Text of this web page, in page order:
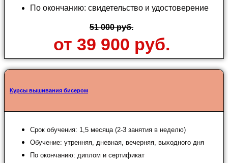
По окончанию: свидетельство и удостоверение
51 000 руб.
от 39 900 руб.
Курсы вышивания бисером
Срок обучения: 1,5 месяца (2-3 занятия в неделю)
Обучение: утренняя, дневная, вечерняя, выходного дня
По окончанию: диплом и сертификат